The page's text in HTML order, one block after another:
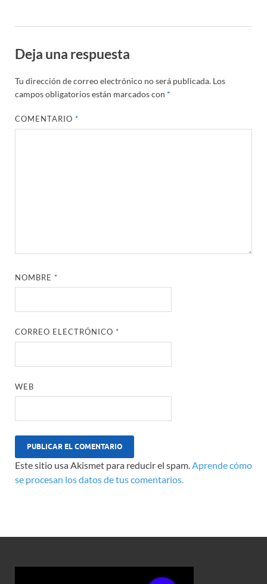
Deja una respuesta
Tu dirección de correo electrónico no será publicada. Los
campos obligatorios están marcados con *
COMENTARIO*
NOMBRE*
CORREO ELECTRÓNICO*
WEB
Este sitio usa Akismet para reducir el spam.Aprende cómo
se procesan los datos de tus comentarios.